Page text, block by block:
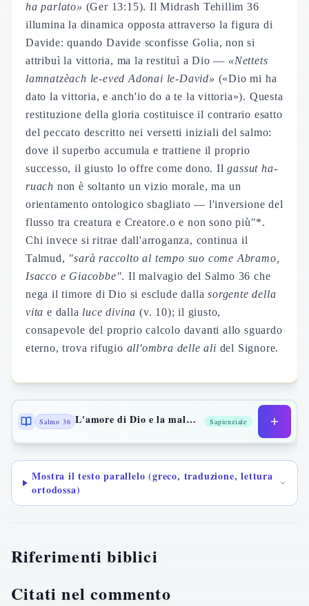
ha parlato» (Ger 13:15). Il Midrash Tehillim 36
illumina la dinamica opposta attraverso la figura di
Davide: quando Davide sconfisse Golia, non si
attribuì la vittoria, ma la restituì a Dio — «Nettets
lamnatzèach le-eved Adonai le-David» («Dio mi ha
dato la vittoria, e anch'io do a te la vittoria»). Questa
restituzione della gloria costituisce il contrario esatto
del peccato descritto nei versetti iniziali del salmo:
dove il superbo accumula e trattiene il proprio
successo, il giusto lo offre come dono. Ilgassut ha-
ruach non è soltanto un vizio morale, ma un
orientamento ontologico sbagliato — l'inversione del
flusso tra creatura e Creatore.o e non sono più"*.
Chi invece si ritrae dall'arroganza, continua il
Talmud, "sarà raccolto al tempo suo come Abramo,
Isacco e Giacobbe". Il malvagio del Salmo 36 che
nega il timore di Dio si esclude dallasorgente della
vita e dalla luce divina (v. 10); il giusto,
consapevole del proprio calcolo davanti allo sguardo
eterno, trova rifugio all'ombra delle ali del Signore.
Salmo 36 L'amore di Dio e la malvagità dell'uomo Sapienziale
Mostra il testo parallelo (greco, traduzione, lettura
ortodossa)
Riferimenti biblici
Citati nel commento